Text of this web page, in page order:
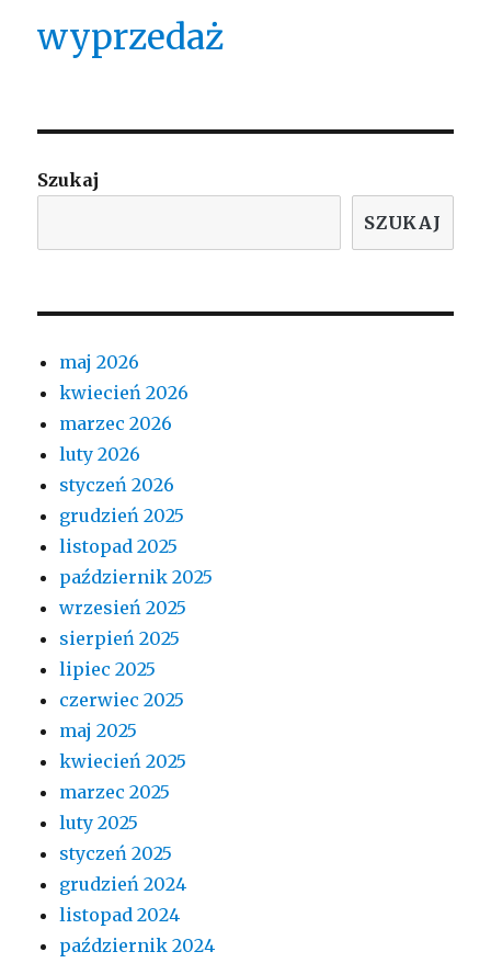
wyprzedaż
Szukaj
SZUKAJ
maj 2026
kwiecień 2026
marzec 2026
luty 2026
styczeń 2026
grudzień 2025
listopad 2025
październik 2025
wrzesień 2025
sierpień 2025
lipiec 2025
czerwiec 2025
maj 2025
kwiecień 2025
marzec 2025
luty 2025
styczeń 2025
grudzień 2024
listopad 2024
październik 2024